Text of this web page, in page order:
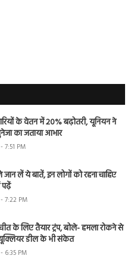
के वेतन में 20% बढ़ोतरी, यूनियन ने
का जताया आभार
7:51 PM
लें ये बातें, इन लोगों को रहना चाहिए
पढ़ें
7:22 PM
के लिए तैयार ट्रंप, बोले- हमला रोकने से
डील के भी संकेत
6:35 PM